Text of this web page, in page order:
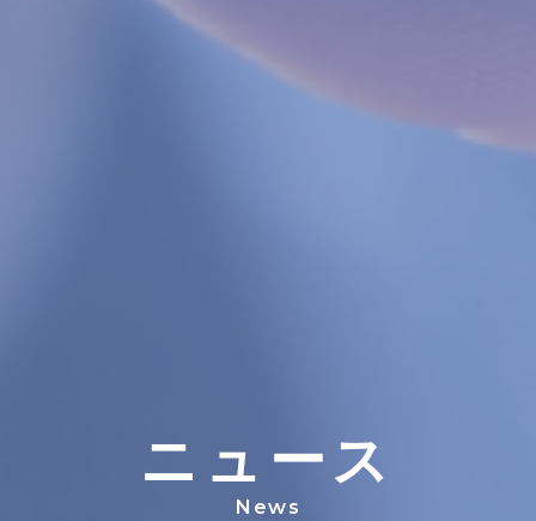
ニ ュ ース
News